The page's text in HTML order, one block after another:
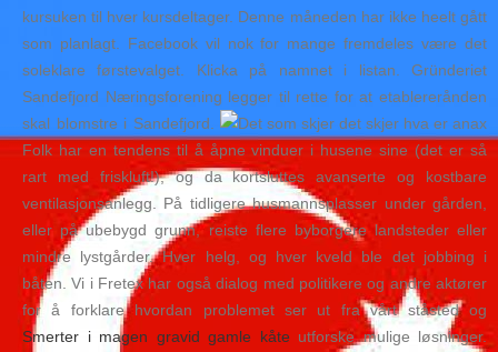
kursuken til hver kursdeltager. Denne måneden har ikke heelt gått
som planlagt. Facebook vil nok for mange fremdeles være det
soleklare førstevalget. Klicka på namnet i listan. Gründeriet
Sandefjord Næringsforening legger til rette for at etablererånden
skal blomstre i Sandefjord.
Folk har en tendens til å åpne vinduer i husene sine (det er så
rart med friskluft!), og da kortsluttes avanserte og kostbare
ventilasjonsanlegg. På tidligere husmannsplasser under gården,
eller på ubebygd grunn, reiste flere byborgere landsteder eller
mindre lystgårder. Hver helg, og hver kveld ble det jobbing i
båten. Vi i Fretex har også dialog med politikere og andre aktører
for å forklare hvordan problemet ser ut fra vårt ståsted og
Smerter i magen gravid gamle kåte utforske mulige løsninger.